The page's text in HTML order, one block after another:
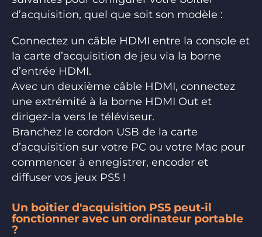
d’acquisition, quel que soit son modèle :
Connectez un câble HDMI entre la console et
la carte d’acquisition de jeu via la borne
d’entrée HDMI.
Avec un deuxième câble HDMI, connectez
une extrémité à la borne HDMI Out et
dirigez-la vers le téléviseur.
Branchez le cordon USB de la carte
d’acquisition sur votre PC ou votre Mac pour
commencer à enregistrer, encoder et
diffuser vos jeux PS5 !
Un boitier d'acquisition PS5 peut-il
fonctionner avec un ordinateur portable
?